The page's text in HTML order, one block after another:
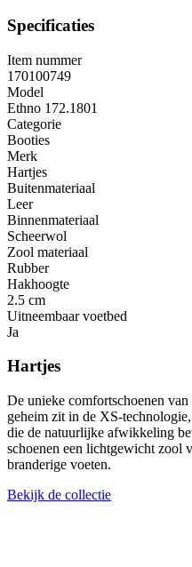
Specificaties
Item nummer
170100749
Model
Ethno 172.1801
Categorie
Booties
Merk
Hartjes
Buitenmateriaal
Leer
Binnenmateriaal
Scheerwol
Zool materiaal
Rubber
Hakhoogte
2.5 cm
Uitneembaar voetbed
Ja
Hartjes
De unieke comfortschoenen
geheim zit in de XS-
die de natuurlijke afwikkeling
schoenen een lichtgewicht zool
branderige voeten.
Bekijk de collectie